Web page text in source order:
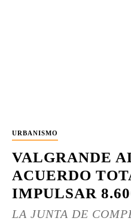
URBANISMO
VALGRANDE
ACUERDO
IMPULSAR
LA JUNTA DE